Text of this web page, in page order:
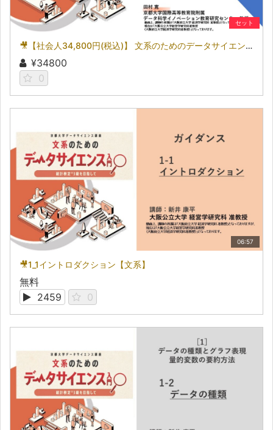
セット
🎥【社会人34,800円(税込)】 文系のためのデータサイエンス入門～統計検定(R)3級を目指して～［京都大学データサイエンス講座］（2026）
¥34800
0
06:57
🎥1_1イントロダクション【文系】
無料
2459
0